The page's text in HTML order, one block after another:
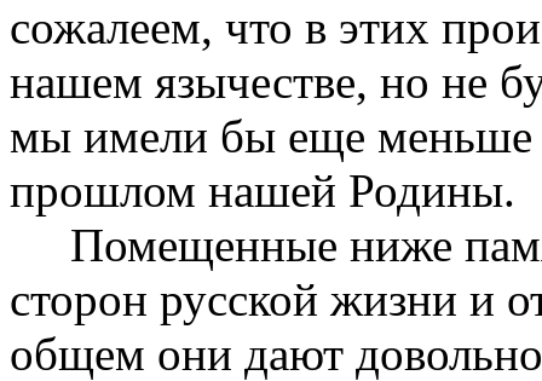
сожалеем, что в этих
нашем язычестве, но не
мы имели бы еще меньше
прошлом нашей Родины.
Помещенные ниже
сторон русской жизни и
общем они дают